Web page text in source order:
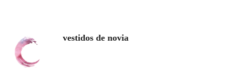
vestidos de novia